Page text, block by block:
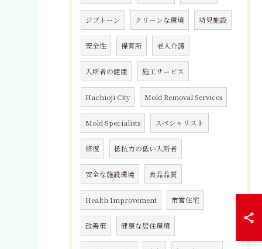
ジプトーン クリーンな環境 幼児施設
安全性 保育所 老人介護
入所者の健康 施工サービス
Hachioji City Mold Removal Services
Mold Specialists スペシャリスト
修復 抵抗力の低い入所者
安全な施設環境 食品品質
Health Improvement 市営住宅
改善策 健康な居住環境